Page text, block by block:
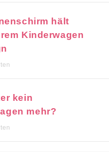
hält
Kinderwagen
kein
mehr?